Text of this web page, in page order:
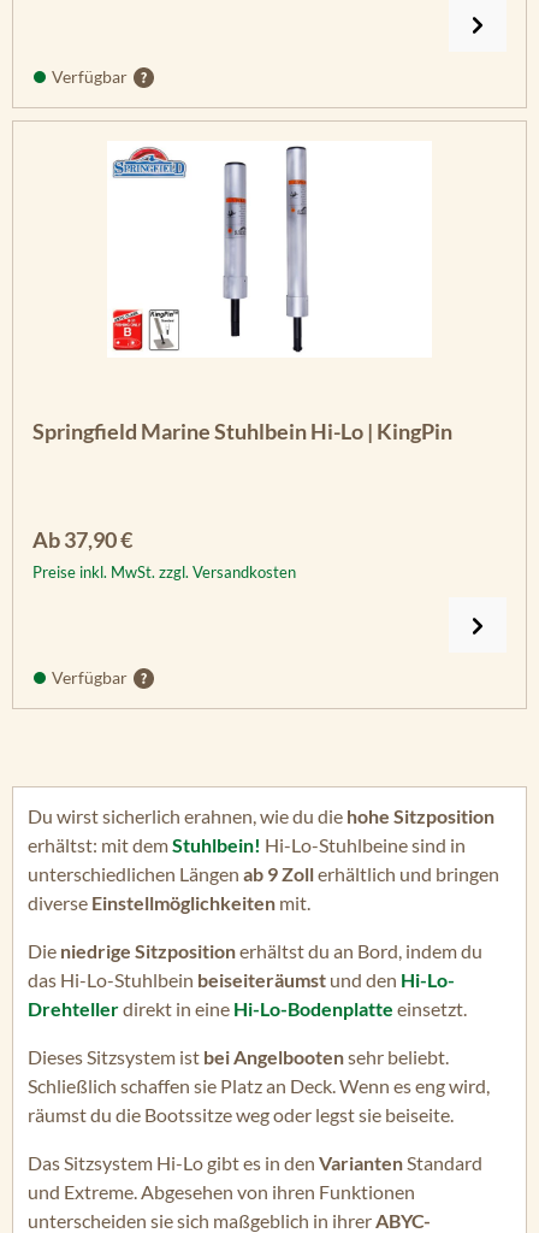
Verfügbar
Springfield Marine Stuhlbein Hi-Lo | KingPin
Regulärer Preis:
Ab37,90 €
Preise inkl. MwSt. zzgl. Versandkosten
Verfügbar
Du wirst sicherlich erahnen, wie du die hohe Sitzposition
erhältst: mit demStuhlbein! Hi-Lo-Stuhlbeine sind in
unterschiedlichen Längen ab 9 Zollerhältlich und bringen
diverse Einstellmöglichkeiten mit.
Die niedrige Sitzpositionerhältst du an Bord, indem du
das Hi-Lo-Stuhlbein beiseiteräumst und den Hi-Lo-
Drehtellerdirekt in eine Hi-Lo-Bodenplatte einsetzt.
Dieses Sitzsystem ist bei Angelbootensehr beliebt.
Schließlich schaffen sie Platz an Deck. Wenn es eng wird,
räumst du die Bootssitze weg oder legst sie beiseite.
Das Sitzsystem Hi-Lo gibt es in den VariantenStandard
und Extreme. Abgesehen von ihren Funktionen
unterscheiden sie sich maßgeblich in ihrerABYC-